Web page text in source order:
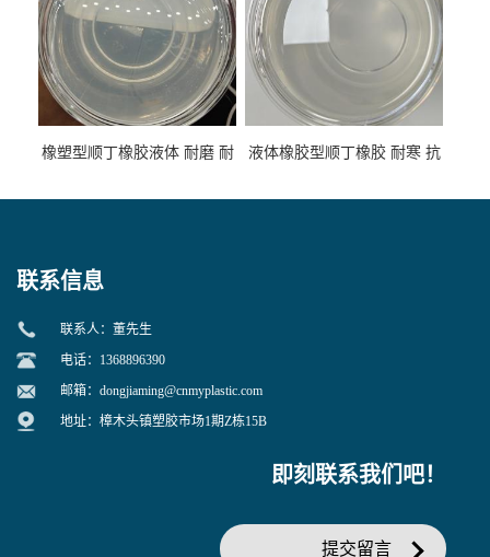
橡塑型顺丁橡胶液体 耐磨 耐
液体橡胶型顺丁橡胶 耐寒 抗
联系信息
联系人：董先生
电话：1368896390
邮箱： dongjiaming@cnmyplastic.com
地址：樟木头镇塑胶市场1期Z栋15B
即刻联系我们吧！
提交留言